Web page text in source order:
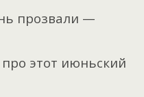
прозвали —
этот июньский